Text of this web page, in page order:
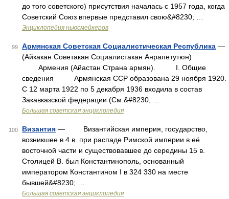
до того советского) присутствия началась с 1957 года, когда
Советский Союз впервые представил свою&#8230; …
Энциклопедия ньюсмейкеров
99 Армянская Советская Социалистическая Республика —
(Айкакан Советакан Социалистакан Анрапетутюн)
Армения (Айастан Страна армян). I. Общие
сведения Армянская ССР образована 29 ноября 1920.
С 12 марта 1922 по 5 декабря 1936 входила в состав
Закавказской федерации (См.&#8230; …
Большая советская энциклопедия
100 Византия — Византийская империя, государство,
возникшее в 4 в. при распаде Римской империи в её
восточной части и существовавшее до середины 15 в.
Столицей В. был Константинополь, основанный
императором Константином I в 324 330 на месте
бывшей&#8230; …
Большая советская энциклопедия